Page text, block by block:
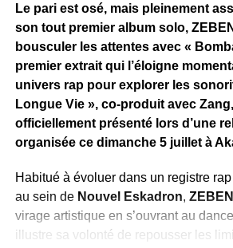
Le pari est osé, mais pleinement
son tout premier album solo,
bousculer les attentes avec «
premier extrait qui l’éloigne
univers rap pour explorer les
Longue Vie », co-produit avec
officiellement présenté lors d’une
organisée ce dimanche 5 juillet à
Habitué à évoluer dans un registre
au sein de Nouvel Eskadron, ZEBEN
virage artistique en s’ouvrant au
illustre sa volonté de repousser les